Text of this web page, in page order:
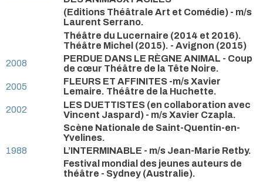
(Editions Théâtrale Art et Comédie) - m/s
Laurent Serrano.
Théâtre du Lucernaire (2014 et 2016).
Théâtre Michel (2015). - Avignon (2015)
2008
PERDUE DANS LE RÈGNE ANIMAL - Coup
de cœur Théâtre de la Tête Noire.
2005
FLEURS ET AFFINITES -m/s Xavier
Lemaire. Théâtre de la Huchette.
2002
LES DUETTISTES (en collaboration avec
Vincent Jaspard) - m/s Xavier Czapla.
Scène Nationale de Saint-Quentin-en-
Yvelines.
1988
L’INTERMINABLE - m/s Jean-Marie Retby.
Festival mondial des jeunes auteurs de
théâtre - Sydney (Australie).